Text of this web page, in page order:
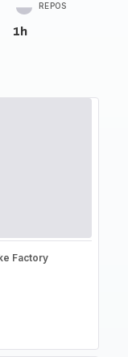
REPOS
1h
Factory